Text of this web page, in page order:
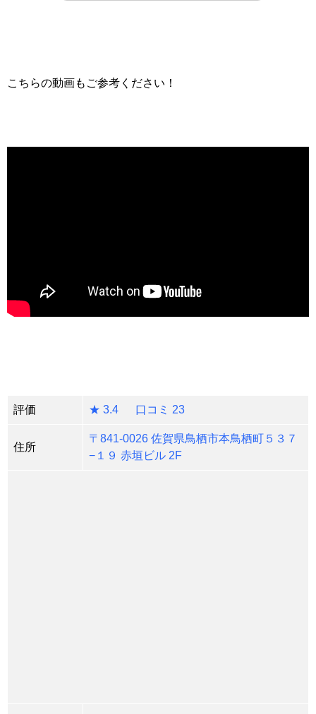
こちらの動画もご参考ください！
評価 ★ 3.4 口コミ 23
住所
〒841-0026 佐賀県鳥栖市本鳥栖町５３７
−１９ 赤垣ビル 2F